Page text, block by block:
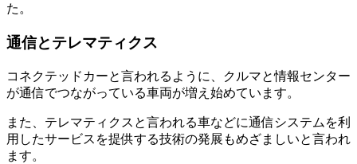
た。
通信とテレマティクス
コネクテッドカーと言われるように、クルマと情報センター
が通信でつながっている車両が増え始めています。
また、テレマティクスと言われる車などに通信システムを利
用したサービスを提供する技術の発展もめざましいと言われ
ます。